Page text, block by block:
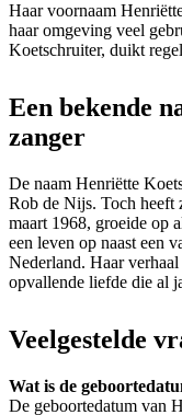
Haar voornaam
haar omgeving veel
Koetschruiter, duikt
Een bekende
zanger
De naam Henriëtte
Rob de Nijs. Toch heeft
maart 1968, groeide op
een leven op naast een
Nederland. Haar
opvallende liefde die al
Veelgestelde
Wat is de
De geboortedatum van